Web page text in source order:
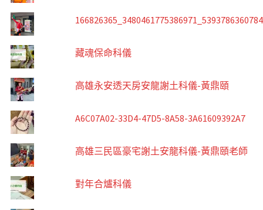
藏魂保命科儀
高雄永安透天房安龍謝土科儀-黃鼎頤
A6C07A02-33D4-47D5-8A58-3A61609392A7
高雄三民區豪宅謝土安龍科儀-黃鼎頤老師
對年合爐科儀